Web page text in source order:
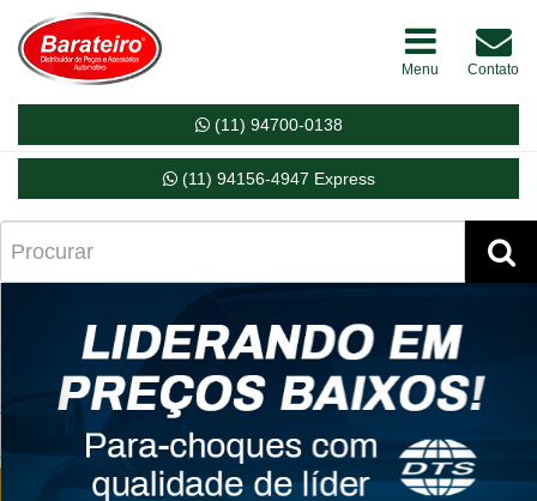
Menu Contato
(11) 94700-0138
(11) 94156-4947 Express